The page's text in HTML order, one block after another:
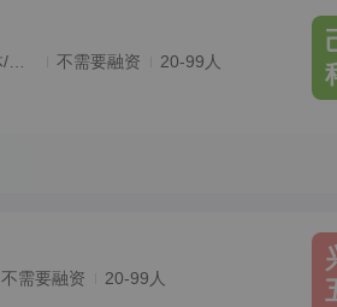
不需要融资 20-99人
不需要融资 20-99人